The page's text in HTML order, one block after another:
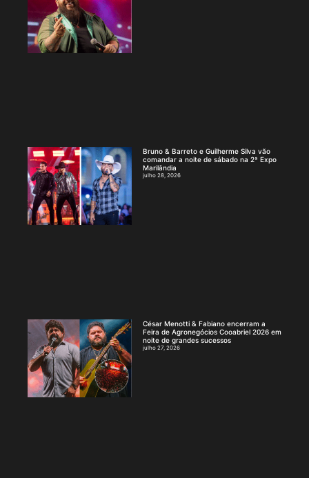
Bruno & Barreto e Guilherme Silva vão
comandar a noite de sábado na 2ª Expo
Marilândia
julho 28, 2026
César Menotti & Fabiano encerram a
Feira de Agronegócios Cooabriel 2026 em
noite de grandes sucessos
julho 27, 2026